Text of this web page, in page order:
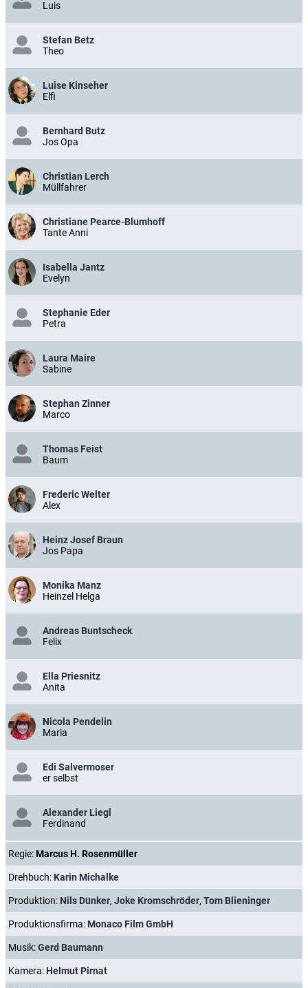
Luis
Stefan Betz
Theo
Luise Kinseher
Elfi
Bernhard Butz
Jos Opa
Christian Lerch
Müllfahrer
Christiane Pearce-Blumhoff
Tante Anni
Isabella Jantz
Evelyn
Stephanie Eder
Petra
Laura Maire
Sabine
Stephan Zinner
Marco
Thomas Feist
Baum
Frederic Welter
Alex
Heinz Josef Braun
Jos Papa
Monika Manz
Heinzel Helga
Andreas Buntscheck
Felix
Ella Priesnitz
Anita
Nicola Pendelin
Maria
Edi Salvermoser
er selbst
Alexander Liegl
Ferdinand
Regie:Marcus H. Rosenmüller
Drehbuch: Karin Michalke
Produktion: Nils Dünker, Joke Kromschröder, Tom Blieninger
Produktionsfirma: Monaco Film GmbH
Musik:Gerd Baumann
Kamera: Helmut Pirnat